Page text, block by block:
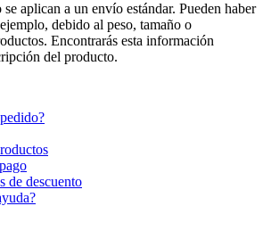
aplican a un envío estándar. Pueden haber
debido al peso, tamaño o
Encontrarás esta información
del producto.
de descuento